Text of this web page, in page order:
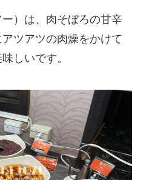
）は、肉そぼろの甘辛
ツアツの肉燥をかけて
しいです。